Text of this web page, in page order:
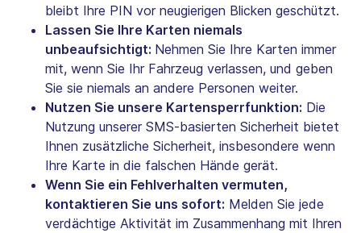
bleibt Ihre PIN vor neugierigen Blicken geschützt.
Lassen Sie Ihre Karten niemals
unbeaufsichtigt: Nehmen Sie Ihre Karten immer
mit, wenn Sie Ihr Fahrzeug verlassen, und geben
Sie sie niemals an andere Personen weiter.
Nutzen Sie unsere Kartensperrfunktion: Die
Nutzung unserer SMS-basierten Sicherheit bietet
Ihnen zusätzliche Sicherheit, insbesondere wenn
Ihre Karte in die falschen Hände gerät.
Wenn Sie ein Fehlverhalten vermuten,
kontaktieren Sie uns sofort: Melden Sie jede
verdächtige Aktivität im Zusammenhang mit Ihren